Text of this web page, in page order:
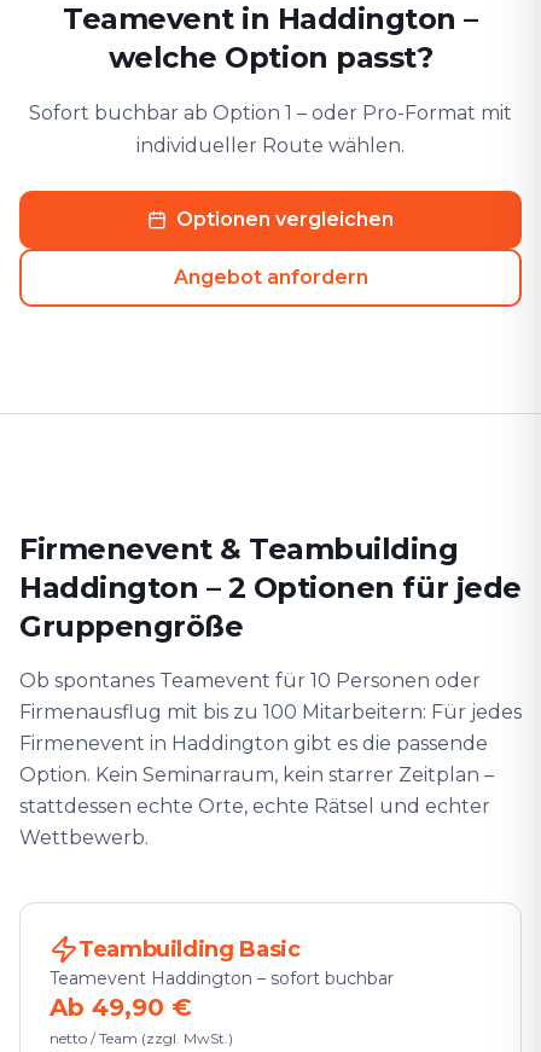
Teamevent in Haddington –
welche Option passt?
Sofort buchbar ab Option 1 – oder Pro-Format mit
individueller Route wählen.
Optionen vergleichen
Angebot anfordern
Firmenevent & Teambuilding
Haddington – 2 Optionen für jede
Gruppengröße
Ob spontanes Teamevent für 10 Personen oder
Firmenausflug mit bis zu 100 Mitarbeitern: Für jedes
Firmenevent in Haddington gibt es die passende
Option. Kein Seminarraum, kein starrer Zeitplan –
stattdessen echte Orte, echte Rätsel und echter
Wettbewerb.
Teambuilding Basic
Teamevent Haddington – sofort buchbar
Ab 49,90 €
netto / Team (zzgl. MwSt.)